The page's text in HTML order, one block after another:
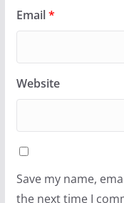
Email*
Website
Save my name,
the next time I